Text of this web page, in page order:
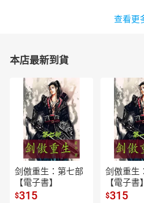
查看更
本店最新到貨
剑傲重生：第七部
【電子書】
$315
剑傲重生
【電子書】
$315